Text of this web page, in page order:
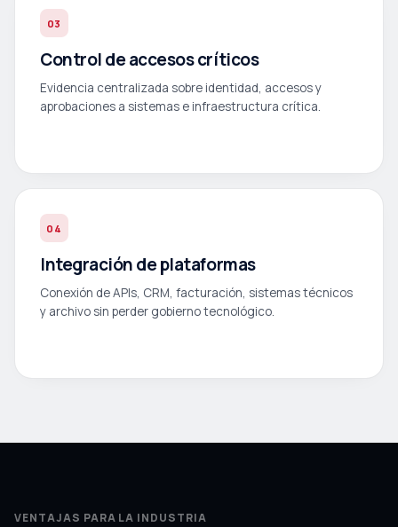
03
Control de accesos críticos
Evidencia centralizada sobre identidad, accesos y
aprobaciones a sistemas e infraestructura crítica.
04
Integración de plataformas
Conexión de APIs, CRM, facturación, sistemas técnicos
y archivo sin perder gobierno tecnológico.
VENTAJAS PARA LA INDUSTRIA